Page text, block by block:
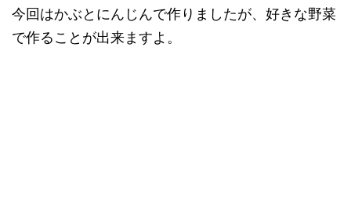
今回はかぶとにんじんで作りましたが、好きな野菜
で作ることが出来ますよ。